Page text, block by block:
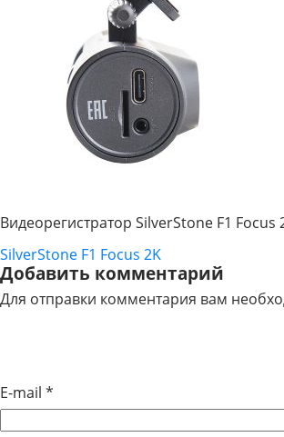
Видеорегистратор SilverStone F1 Focus
НАВИГАЦИЯ
ПО
SilverStone F1 Focus 2K
Добавить комментарий
Для отправки комментария вам
E-mail *